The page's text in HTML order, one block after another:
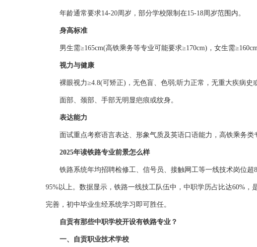
年龄通常要求14-20周岁，部分学校限制在15-18周岁范围内。
身高标准‌
男生需≥165cm(高铁乘务等专业可能要求≥170cm)，女生需
视力与健康‌
裸眼视力≥4.8(可矫正)，无色盲、色弱;听力正常，无重大疾病史
面部、颈部、手部无明显疤痕或纹身。
表达能力‌
面试重点考察语言表达、形象气质及英语口语能力，高铁乘务类
2025年读铁路专业前景怎么样
铁路系统年均招聘检修工、信号员、接触网工等一线技术岗位
95%以上。数据显示，铁路一线技工队伍中，中职学历占比达60%
完善，初中毕业生经系统学习即可胜任。
自贡有那些中职学校开设有铁路专业？
一、自贡职业技术学校